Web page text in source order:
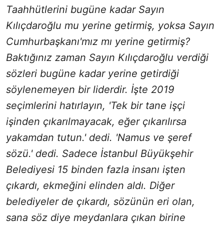
Taahhütlerini bugüne kadar Sayın
Kılıçdaroğlu mu yerine getirmiş, yoksa Sayın
Cumhurbaşkanı'mız mı yerine getirmiş?
Baktığınız zaman Sayın Kılıçdaroğlu verdiği
sözleri bugüne kadar yerine getirdiği
söylenemeyen bir liderdir. İşte 2019
seçimlerini hatırlayın, 'Tek bir tane işçi
işinden çıkarılmayacak, eğer çıkarılırsa
yakamdan tutun.' dedi. 'Namus ve şeref
sözü.' dedi. Sadece İstanbul Büyükşehir
Belediyesi 15 binden fazla insanı işten
çıkardı, ekmeğini elinden aldı. Diğer
belediyeler de çıkardı, sözünün eri olan,
sana söz diye meydanlara çıkan birine